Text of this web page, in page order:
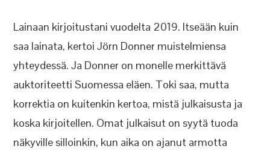
Lainaan kirjoitustani vuodelta 2019. Itseään kuin
saa lainata, kertoi Jörn Donner muistelmiensa
yhteydessä. Ja Donner on monelle merkittävä
auktoriteetti Suomessa eläen. Toki saa, mutta
korrektia on kuitenkin kertoa, mistä julkaisusta ja
koska kirjoitellen. Omat julkaisut on syytä tuoda
näkyville silloinkin, kun aika on ajanut armotta